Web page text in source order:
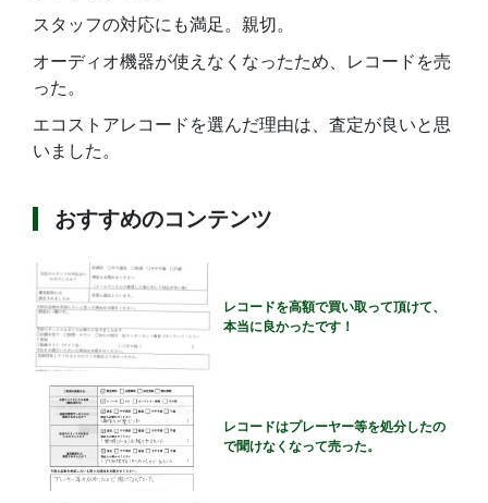
スタッフの対応にも満足。親切。
オーディオ機器が使えなくなったため、レコードを売
った。
エコストアレコードを選んだ理由は、査定が良いと思
いました。
おすすめのコンテンツ
レコードを高額で買い取って頂けて、
本当に良かったです！
レコードはプレーヤー等を処分したの
で聞けなくなって売った。